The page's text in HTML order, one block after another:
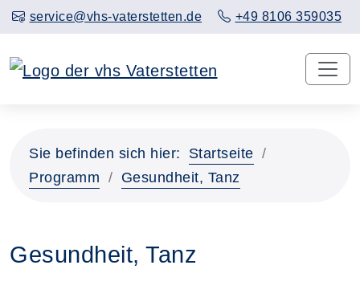
service@vhs-vaterstetten.de +49 8106 359035
Sie befinden sich hier:
Startseite
Programm
Gesundheit, Tanz
Gesundheit, Tanz